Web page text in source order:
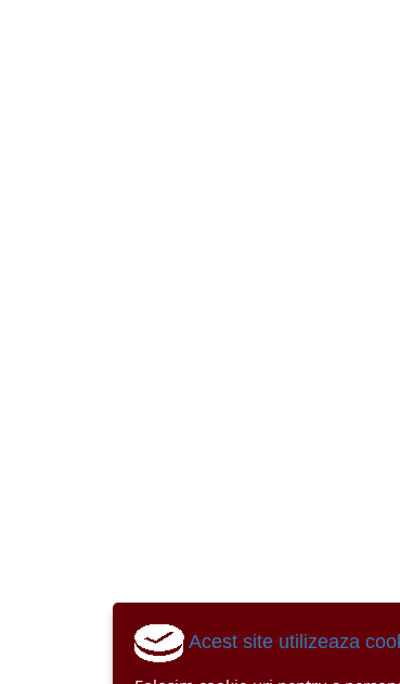
Acest site utilizeaza